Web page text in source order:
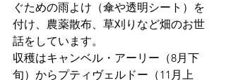
ぐための雨よけ（傘や透明シート）を
付け、農薬散布、草刈りなど畑のお世
話をしています。
収穫はキャンベル・アーリー（8月下
旬）からプティヴェルドー（11月上